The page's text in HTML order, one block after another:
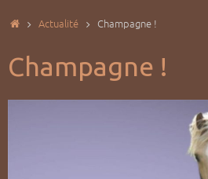
AccueilActualité Champagne !
Champagne !